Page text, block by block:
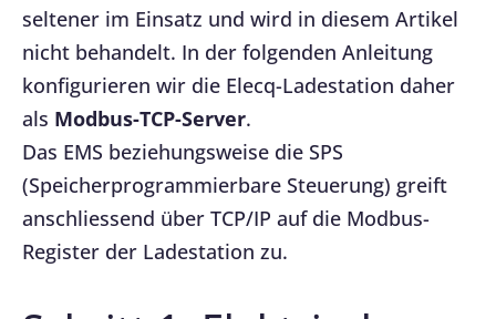
seltener im Einsatz und wird in diesem Artikel
nicht behandelt. In der folgenden Anleitung
konfigurieren wir die Elecq-Ladestation daher
als Modbus-TCP-Server.
Das EMS beziehungsweise die SPS
(Speicherprogrammierbare Steuerung) greift
anschliessend über TCP/IP auf die Modbus-
Register der Ladestation zu.